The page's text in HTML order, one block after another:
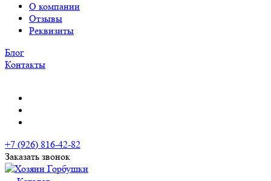
О компании
Отзывы
Реквизиты
Блог
Контакты
+7 (926) 816-42-82
Заказать звонок